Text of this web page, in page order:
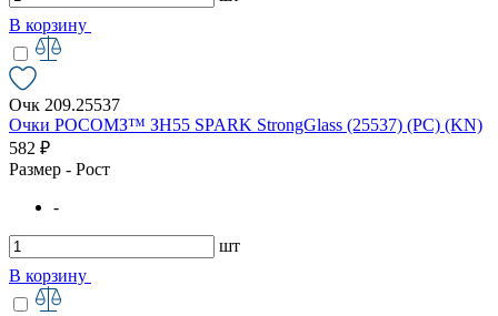
В корзину
Очк 209.25537
Очки РОСОМЗ™ ЗН55 SPARK StrongGlass (25537) (PC) (KN)
582 ₽
Размер - Рост
-
шт
В корзину